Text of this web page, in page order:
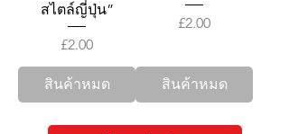
สไตล์ญี่ปุ่น”
ราคา
£2.00
สินค้าหมด
ราคา
£2.00
สินค้าหมด